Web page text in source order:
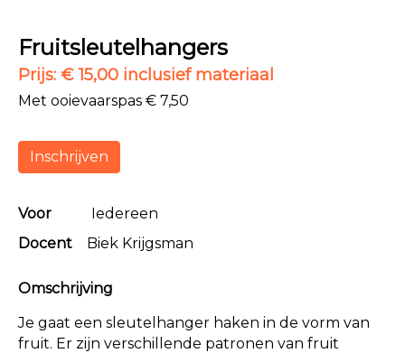
Fruitsleutelhangers
Prijs: € 15,00 inclusief materiaal
Met ooievaarspas € 7,50
Inschrijven
Voor Iedereen
Docent Biek Krijgsman
Omschrijving
Je gaat een sleutelhanger haken in de vorm van
fruit. Er zijn verschillende patronen van fruit